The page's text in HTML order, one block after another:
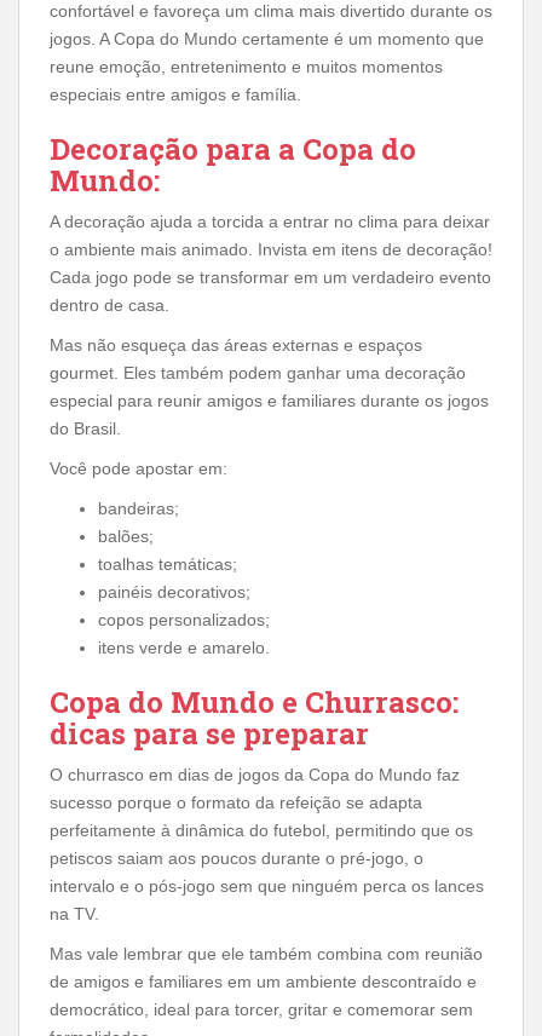
confortável e favoreça um clima mais divertido durante os
jogos. A Copa do Mundo certamente é um momento que
reune emoção, entretenimento e muitos momentos
especiais entre amigos e família.
Decoração para a Copa do
Mundo:
A decoração ajuda a torcida a entrar no clima para deixar
o ambiente mais animado. Invista em itens de decoração!
Cada jogo pode se transformar em um verdadeiro evento
dentro de casa.
Mas não esqueça das áreas externas e espaços
gourmet. Eles também podem ganhar uma decoração
especial para reunir amigos e familiares durante os jogos
do Brasil.
Você pode apostar em:
bandeiras;
balões;
toalhas temáticas;
painéis decorativos;
copos personalizados;
itens verde e amarelo.
Copa do Mundo e Churrasco:
dicas para se preparar
O churrasco em dias de jogos da Copa do Mundo faz
sucesso porque o formato da refeição se adapta
perfeitamente à dinâmica do futebol, permitindo que os
petiscos saiam aos poucos durante o pré-jogo, o
intervalo e o pós-jogo sem que ninguém perca os lances
na TV.
Mas vale lembrar que ele também combina com reunião
de amigos e familiares em um ambiente descontraído e
democrático, ideal para torcer, gritar e comemorar sem